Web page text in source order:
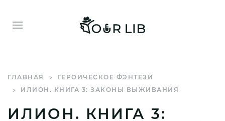
ГЛАВНАЯ
ГЕРОИЧЕСКОЕ ФЭНТЕЗИ
ИЛИОН. КНИГА 3: ЗАКОНЫ ВЫЖИВАНИЯ
ИЛИОН. КНИГА 3: